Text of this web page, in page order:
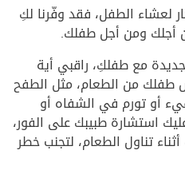
لعشاء الطفل، فقد وفّرنا لكِ
ومن أجل طفلك.
مع طفلكِ، راقبي أية
من الطعام، مثل الطفح
أو تورم في الشفاه أو
استشارة طبيبك على الفور،
تناول الطعام، لتجنب خطر